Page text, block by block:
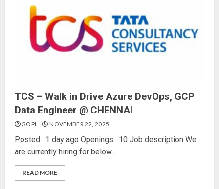
TCS – Walk in Drive Azure DevOps, GCP
Data Engineer @ CHENNAI
GOPI NOVEMBER 22, 2025
Posted : 1 day ago Openings : 10 Job description We
are currently hiring for below...
READ MORE